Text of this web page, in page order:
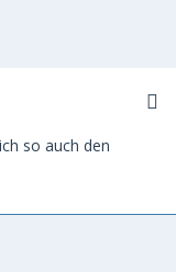
so auch den